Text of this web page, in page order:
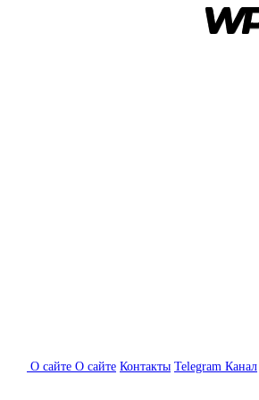
О сайте О сайте Контакты Telegram Канал